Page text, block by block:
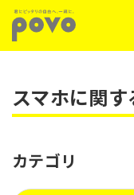
スマホに関
カテゴリ